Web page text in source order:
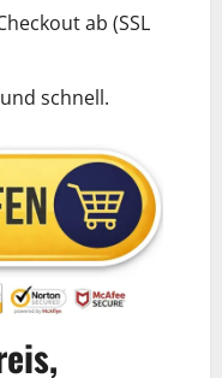
ab (SSL
schnell.